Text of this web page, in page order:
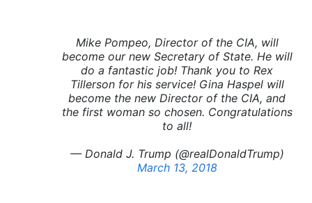
Mike Pompeo, Director of the CIA, will
become our new Secretary of State. He will
do a fantastic job! Thank you to Rex
Tillerson for his service! Gina Haspel will
become the new Director of the CIA, and
the first woman so chosen. Congratulations
to all!
— Donald J. Trump (@realDonaldTrump)
March 13, 2018